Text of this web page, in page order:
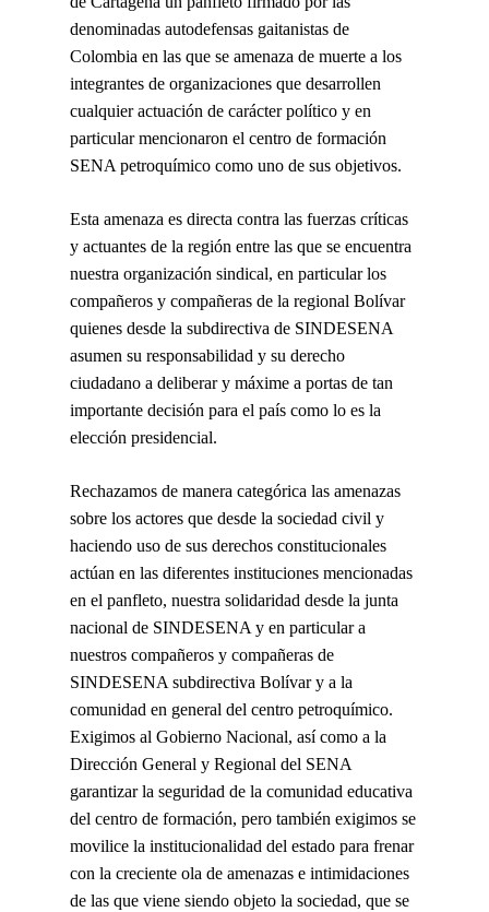
denominadas autodefensas gaitanistas de
Colombia en las que se amenaza de muerte a los
integrantes de organizaciones que desarrollen
cualquier actuación de carácter político y en
particular mencionaron el centro de formación
SENA petroquímico como uno de sus objetivos.
Esta amenaza es directa contra las fuerzas críticas
y actuantes de la región entre las que se encuentra
nuestra organización sindical, en particular los
compañeros y compañeras de la regional Bolívar
quienes desde la subdirectiva de SINDESENA
asumen su responsabilidad y su derecho
ciudadano a deliberar y máxime a portas de tan
importante decisión para el país como lo es la
elección presidencial.
Rechazamos de manera categórica las amenazas
sobre los actores que desde la sociedad civil y
haciendo uso de sus derechos constitucionales
actúan en las diferentes instituciones mencionadas
en el panfleto, nuestra solidaridad desde la junta
nacional de SINDESENA y en particular a
nuestros compañeros y compañeras de
SINDESENA subdirectiva Bolívar y a la
comunidad en general del centro petroquímico.
Exigimos al Gobierno Nacional, así como a la
Dirección General y Regional del SENA
garantizar la seguridad de la comunidad educativa
del centro de formación, pero también exigimos se
movilice la institucionalidad del estado para frenar
con la creciente ola de amenazas e intimidaciones
de las que viene siendo objeto la sociedad, que se